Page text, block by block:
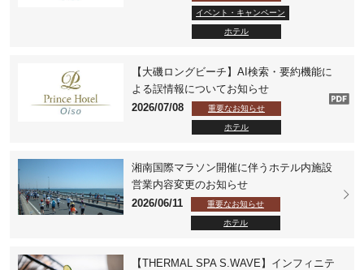
イベント・キャンペーン
ホテル
【大磯ロングビーチ】AI検索・要約機能に
よる誤情報についてお知らせ
2026/07/08
重要なお知らせ
ホテル
湘南国際マラソン開催に伴うホテル内施設
営業内容変更のお知らせ
2026/06/11
重要なお知らせ
ホテル
【THERMAL SPA S.WAVE】インフィニテ